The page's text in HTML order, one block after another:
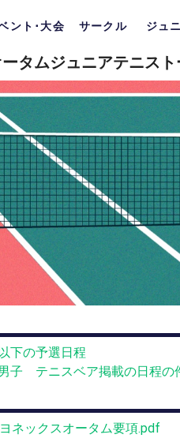
ント･大会 サークル ジュ
タムジュニアテニスト
下の予選日程
子 テニスベア掲載の日程の
ネックスオータム要項.pdf